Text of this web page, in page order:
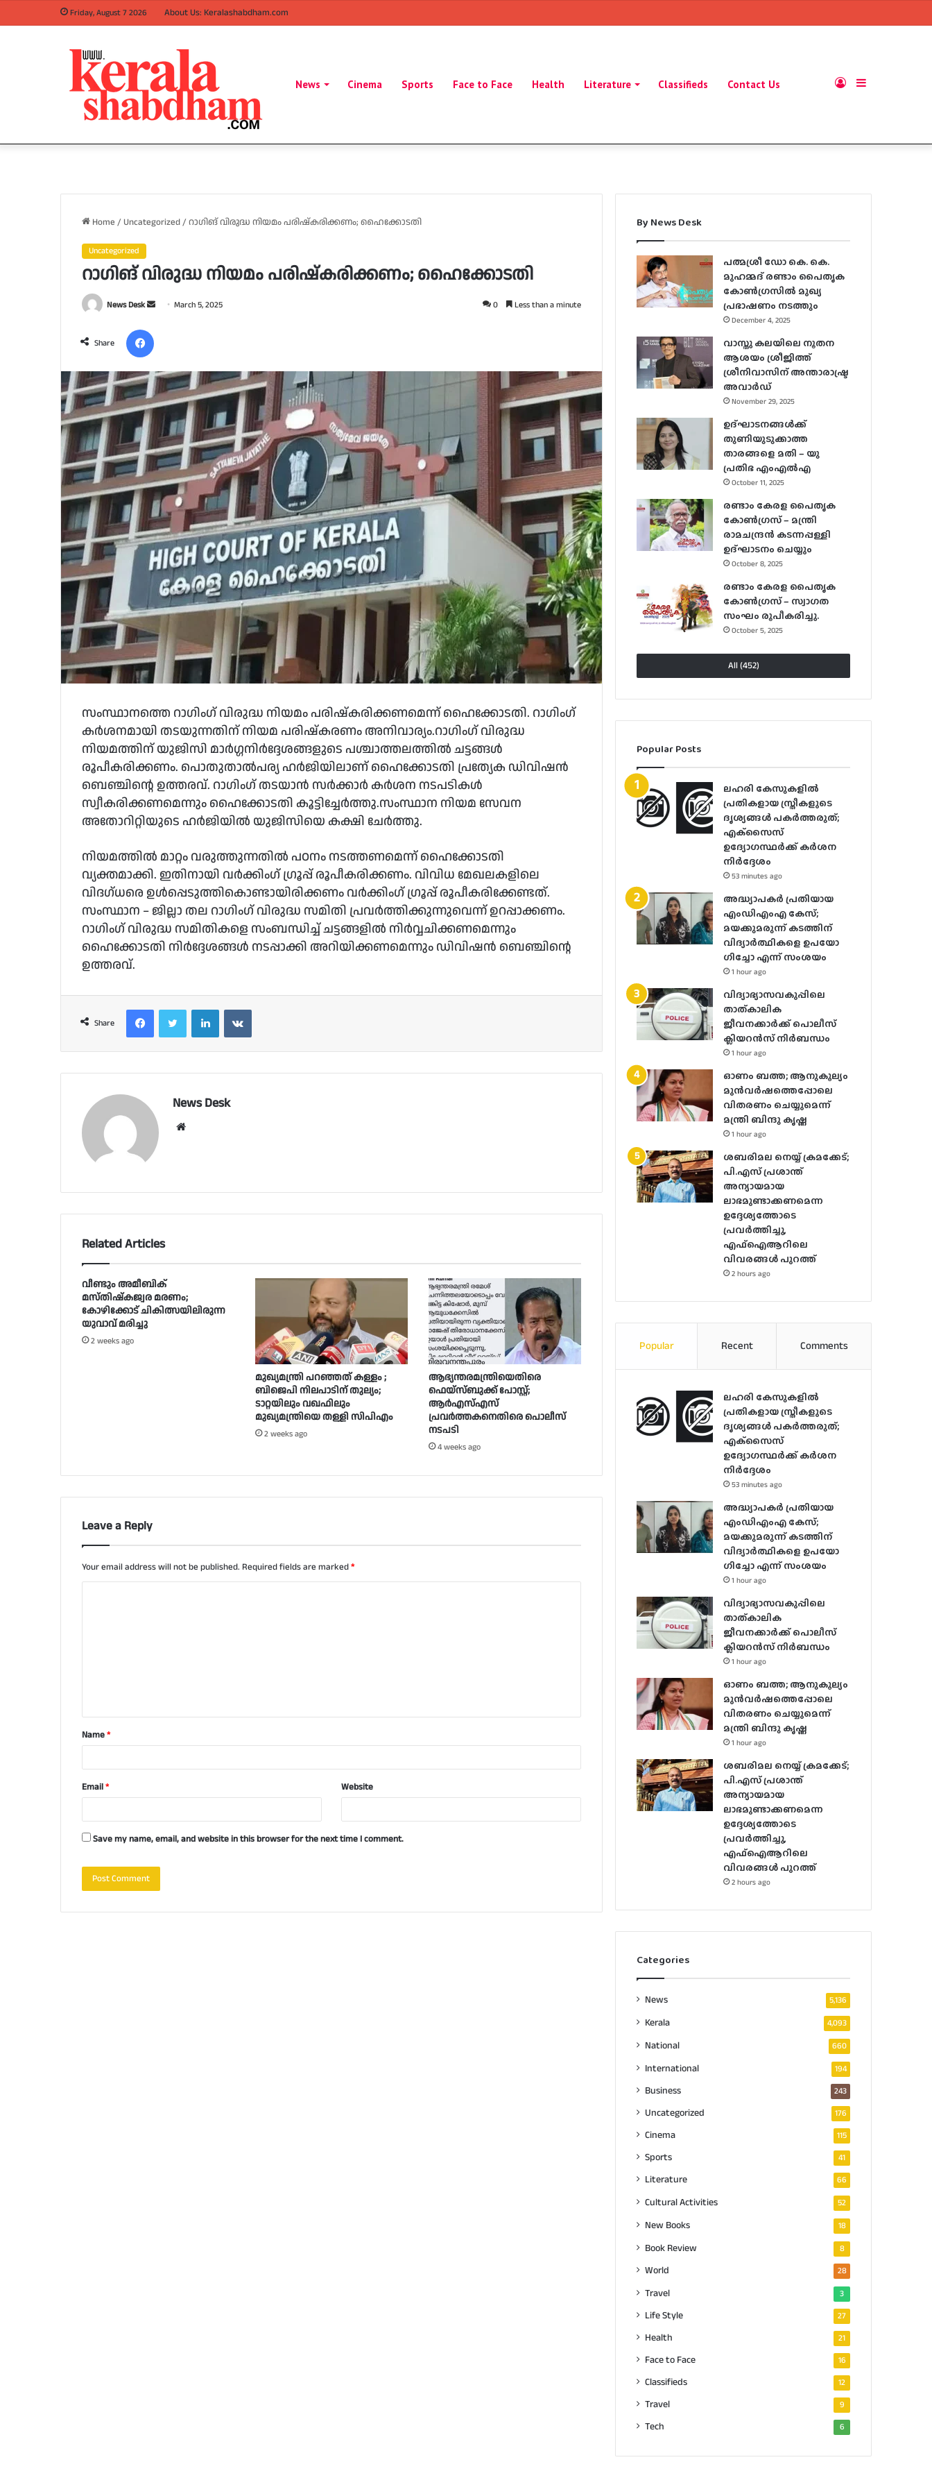
Friday, August 7 2026 About Us: Keralashabdham.com
News Cinema Sports Face to Face Health Literature Classifieds Contact Us Sidebar
Log
Home / Uncategorized/റാഗിങ് വിരുദ്ധ നിയമം പരിഷ്‌കരിക്കണം; ഹൈക്കോടതി
Uncategorized
റാഗിങ് വിരുദ്ധ നിയമം പരിഷ്‌കരിക്കണം; ഹൈക്കോടതി
News Desk
Send March 5, 2025 0 Less than a minute
Share
സംസ്ഥാനത്തെ റാഗിംഗ് വിരുദ്ധ നിയമം പരിഷ്‌കരിക്കണമെന്ന് ഹൈക്കോടതി. റാഗിംഗ്
കര്‍ശനമായി തടയുന്നതിന് നിയമ പരിഷ്‌കരണം അനിവാര്യം.റാഗിംഗ് വിരുദ്ധ
നിയമത്തിന് യുജിസി മാര്‍ഗ്ഗനിര്‍ദ്ദേശങ്ങളുടെ പശ്ചാത്തലത്തില്‍ ചട്ടങ്ങള്‍
രൂപീകരിക്കണം. പൊതുതാല്‍പര്യ ഹര്‍ജിയിലാണ് ഹൈക്കോടതി പ്രത്യേക ഡിവിഷന്‍
ബെഞ്ചിന്റെ ഉത്തരവ്. റാഗിംഗ് തടയാന്‍ സര്‍ക്കാര്‍ കര്‍ശന നടപടികള്‍
സ്വീകരിക്കണമെന്നും ഹൈക്കോടതി കൂട്ടിച്ചേർത്തു.സംസ്ഥാന നിയമ സേവന
അതോറിറ്റിയുടെ ഹര്‍ജിയില്‍ യുജിസിയെ കക്ഷി ചേര്‍ത്തു.
നിയമത്തില്‍ മാറ്റം വരുത്തുന്നതില്‍ പഠനം നടത്തണമെന്ന് ഹൈക്കോടതി
വ്യക്തമാക്കി. ഇതിനായി വര്‍ക്കിംഗ് ഗ്രൂപ്പ് രൂപീകരിക്കണം. വിവിധ മേഖലകളിലെ
വിദഗ്ധരെ ഉള്‍പ്പെടുത്തികൊണ്ടായിരിക്കണം വര്‍ക്കിംഗ് ഗ്രൂപ്പ് രൂപീകരിക്കേണ്ടത്.
സംസ്ഥാന – ജില്ലാ തല റാഗിംഗ് വിരുദ്ധ സമിതി പ്രവര്‍ത്തിക്കുന്നുവെന്ന് ഉറപ്പാക്കണം.
റാഗിംഗ് വിരുദ്ധ സമിതികളെ സംബന്ധിച്ച് ചട്ടങ്ങളില്‍ നിര്‍വ്വചിക്കണമെന്നും
ഹൈക്കോടതി നിര്‍ദ്ദേശങ്ങള്‍ നടപ്പാക്കി അറിയിക്കണമെന്നും ഡിവിഷന്‍ ബെഞ്ചിന്റെ
ഉത്തരവ്.
Share
FacebookTwitter LinkedInVKontakte
News Desk
Related Articles
വീണ്ടും അമീബിക്
മസ്തിഷ്‌കജ്വര മരണം;
കോഴിക്കോട് ചികിത്സയിലിരുന്ന
യുവാവ് മരിച്ചു
2 weeks ago
മുഖ്യമന്ത്രി പറഞ്ഞത് കള്ളം ;
ബിജെപി നിലപാടിന് തുല്യം;
ടാറ്റയിലും വഖഫിലും
മുഖ്യമന്ത്രിയെ തള്ളി സിപിഎം
2 weeks ago
ആഭ്യന്തരമന്ത്രിയെതിരെ
ഫെയ്‌സ്ബുക്ക് പോസ്റ്റ്;
ആർഎസ്എസ്
പ്രവർത്തകനെതിരെ പൊലീസ്
നടപടി
4 weeks ago
Leave a Reply
Your email address will not be published. Required fields are marked*
t
*Name*
Email* Website
Save my name, email, and website in this browser for the next time I comment.
By News Desk
പത്മശ്രീ ഡോ കെ. കെ.
മുഹമ്മദ് രണ്ടാം പൈതൃക
കോൺഗ്രസിൽ മുഖ്യ
പ്രഭാഷണം നടത്തും
December 4, 2025
വാസ്തു കലയിലെ നൂതന
ആശയം ശ്രീജിത്ത്
ശ്രീനിവാസിന് അന്താരാഷ്ട്ര
അവാർഡ്
November 29, 2025
ഉദ്ഘാടനങ്ങള്‍ക്ക്
തുണിയുടുക്കാത്ത
താരങ്ങളെ മതി – യു
പ്രതിഭ എംഎല്‍എ
October 11, 2025
രണ്ടാം കേരള പൈതൃക
കോൺഗ്രസ് – മന്ത്രി
രാമചന്ദ്രൻ കടന്നപ്പള്ളി
ഉദ്ഘാടനം ചെയ്യും
October 8, 2025
രണ്ടാം കേരള പൈതൃക
കോൺഗ്രസ് – സ്വാഗത
സംഘം രൂപീകരിച്ചു.
October 5, 2025
All (452)
Popular Posts
ലഹരി കേസുകളിൽ
പ്രതികളായ സ്ത്രീകളുടെ
ദൃശ്യങ്ങൾ പകർത്തരുത്;
എക്‌സൈസ്
ഉദ്യോഗസ്ഥർക്ക് കർശന
നിർദ്ദേശം
53 minutes ago
അദ്ധ്യാപകർ പ്രതിയായ
എംഡിഎംഎ കേസ്;
മയക്കുമരുന്ന് കടത്തിന്
വിദ്യാർത്ഥികളെ ഉപയോ​
ഗിച്ചോ എന്ന് സംശയം
1 hour ago
വിദ്യാഭ്യാസവകുപ്പിലെ
താത്കാലിക
ജീവനക്കാർക്ക് പൊലീസ്
ക്ലിയറൻസ് നിർബന്ധം
1 hour ago
ഓണം ബത്ത; ആനുകൂല്യം
മുൻവർഷത്തെപ്പോലെ
വിതരണം ചെയ്യുമെന്ന്
മന്ത്രി ബിന്ദു കൃഷ്ണ
1 hour ago
ശബരിമല നെയ്യ് ക്രമക്കേട്;
പി.എസ് പ്രശാന്ത്
അന്യായമായ
ലാഭമുണ്ടാക്കണമെന്ന
ഉദ്ദേശ്യത്തോടെ
പ്രവർത്തിച്ചു,
എഫ്ഐആറിലെ
വിവരങ്ങൾ പുറത്ത്
2 hours ago
Popular Recent Comments
ലഹരി കേസുകളിൽ
പ്രതികളായ സ്ത്രീകളുടെ
ദൃശ്യങ്ങൾ പകർത്തരുത്;
എക്‌സൈസ്
ഉദ്യോഗസ്ഥർക്ക് കർശന
നിർദ്ദേശം
53 minutes ago
അദ്ധ്യാപകർ പ്രതിയായ
എംഡിഎംഎ കേസ്;
മയക്കുമരുന്ന് കടത്തിന്
വിദ്യാർത്ഥികളെ ഉപയോ​
ഗിച്ചോ എന്ന് സംശയം
1 hour ago
വിദ്യാഭ്യാസവകുപ്പിലെ
താത്കാലിക
ജീവനക്കാർക്ക് പൊലീസ്
ക്ലിയറൻസ് നിർബന്ധം
1 hour ago
ഓണം ബത്ത; ആനുകൂല്യം
മുൻവർഷത്തെപ്പോലെ
വിതരണം ചെയ്യുമെന്ന്
മന്ത്രി ബിന്ദു കൃഷ്ണ
1 hour ago
ശബരിമല നെയ്യ് ക്രമക്കേട്;
പി.എസ് പ്രശാന്ത്
അന്യായമായ
ലാഭമുണ്ടാക്കണമെന്ന
ഉദ്ദേശ്യത്തോടെ
പ്രവർത്തിച്ചു,
എഫ്ഐആറിലെ
വിവരങ്ങൾ പുറത്ത്
2 hours ago
Categories
News 5,136
Kerala 4,093
National 660
International 194
Business 243
Uncategorized 176
Cinema 115
Sports 41
Literature 66
Cultural Activities 52
New Books 18
Book Review 8
World 28
Travel 3
Life Style 27
Health 21
Face to Face 16
Classifieds 12
Travel 9
Tech 6